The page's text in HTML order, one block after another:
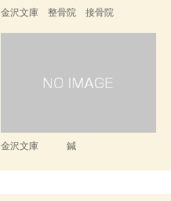
金沢文庫 整骨院 接骨院
金沢文庫 鍼